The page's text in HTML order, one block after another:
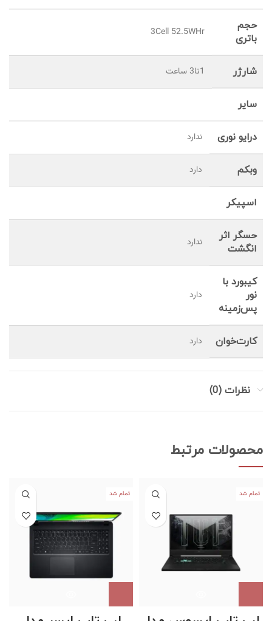
حجم
باتری
3Cell 52.5WHr
شارژر 1تا3 ساعت
سایر
درایو نوری ندارد
وبکم دارد
اسپیکر
حسگر اثر
انگشت
ندارد
کیبورد با
نور
پس‌زمینه
دارد
کارت‌خوان دارد
نظرات (0)
محصولات مرتبط
تمام شد تمام شد